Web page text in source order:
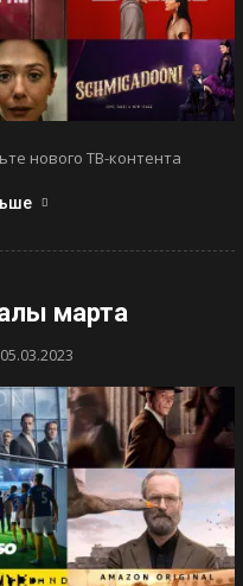
нового ТВ-контента
марта
05.03.2023